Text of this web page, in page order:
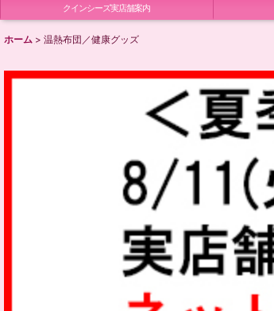
クインシーズ実店舗案内
ホーム > 温熱布団／健康グッズ